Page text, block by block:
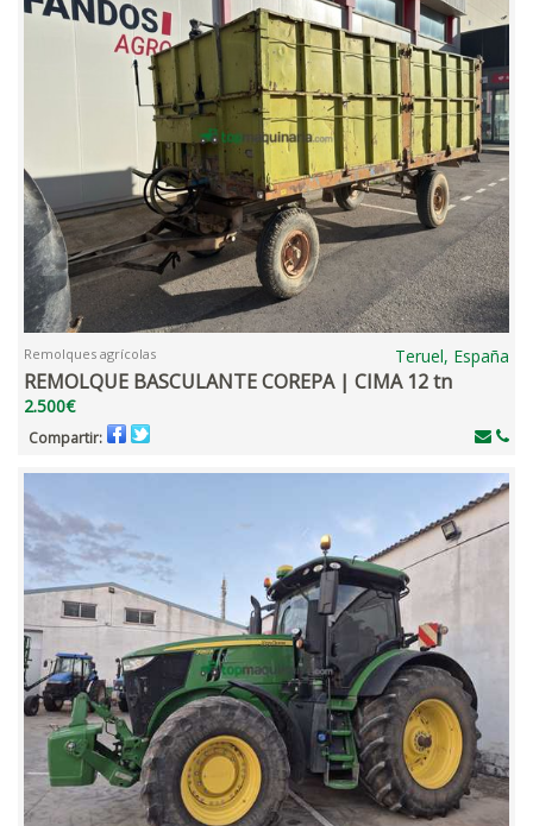
Remolques agrícolas Teruel, España
REMOLQUE BASCULANTE COREPA | CIMA 12 tn
2.500€
Compartir: